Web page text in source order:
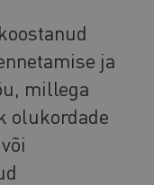
ja
millega
olukordade